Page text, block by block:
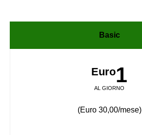
Basic
Euro1
AL GIORNO
(Euro 30,00/mese)